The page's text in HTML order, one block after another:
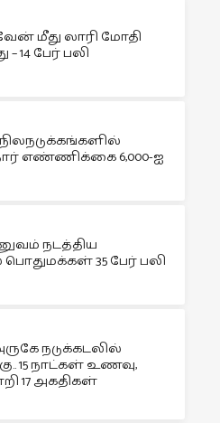
மீது லாரி மோதி
14 பேர் பலி
எண்ணிக்கை 6,000-ஐ
நடத்திய
பொதுமக்கள் 35 பேர் பலி
நடுக்கடலில்
15 நாட்கள் உணவு,
17 அகதிகள்